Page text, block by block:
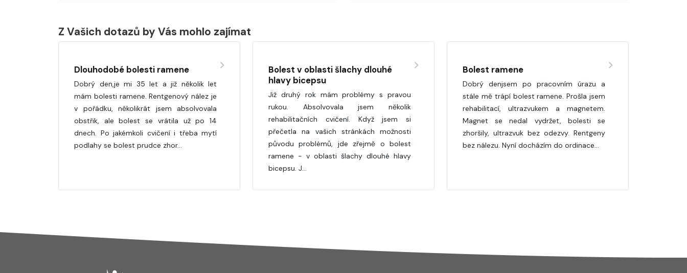
Z Vašich dotazů by Vás mohlo zajímat
Dlouhodobé bolesti ramene
Dobrý den,je mi 35 let a již několik let
mám bolesti ramene. Rentgenový nález je
v pořádku, několikrát jsem absolvovala
obstřik, ale bolest se vrátila už po 14
dnech. Po jakémkoli cvičení i třeba mytí
podlahy se bolest prudce zhor…
Bolest v oblasti šlachy dlouhé
hlavy bicepsu
Již druhý rok mám problémy s pravou
rukou. Absolvovala jsem několik
rehabilitačních cvičení. Když jsem si
přečetla na vašich stránkách možnosti
původu problémů, jde zřejmě o bolest
ramene - v oblasti šlachy dlouhé hlavy
bicepsu. J…
Bolest ramene
Dobrý denjsem po pracovním úrazu a
stále mě trápí bolest ramene. Prošla jsem
rehabilitací, ultrazvukem a magnetem.
Magnet se nedal vydržet, bolesti se
zhoršily, ultrazvuk bez odezvy. Rentgeny
bez nálezu. Nyní docházím do ordinace…